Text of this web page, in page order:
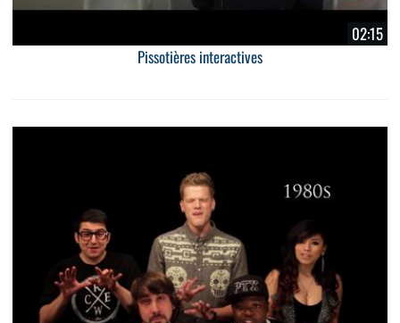
02:15
Pissotières interactives